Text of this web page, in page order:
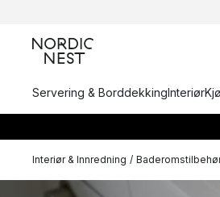
Servering & BorddekkingInteriør
Interiør & Innredning /